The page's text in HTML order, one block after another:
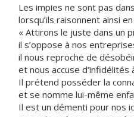
Les impies ne sont pas
lorsqu’ils raisonnent ainsi
« Attirons le juste dans un
il s’oppose à nos
il nous reproche de
et nous accuse d’infidélités
Il prétend posséder la
et se nomme lui-même
Il est un démenti pour nos